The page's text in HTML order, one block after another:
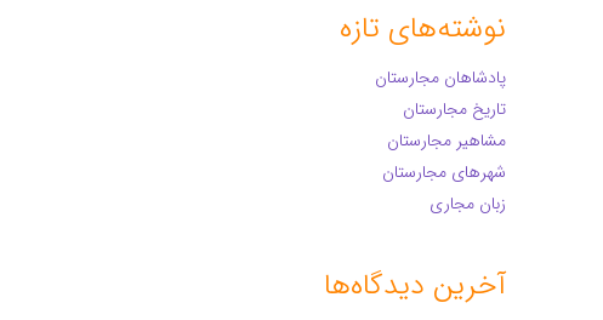
نوشته‌های تازه
پادشاهان مجارستان
تاریخ مجارستان
مشاهیر مجارستان
شهرهای مجارستان
زبان مجاری
آخرین دیدگاه‌ها